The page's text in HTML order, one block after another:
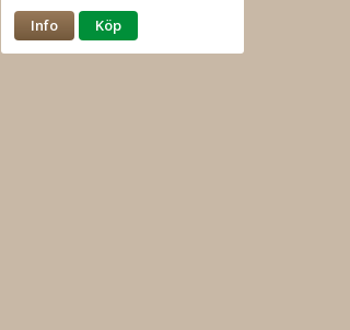
Info Köp